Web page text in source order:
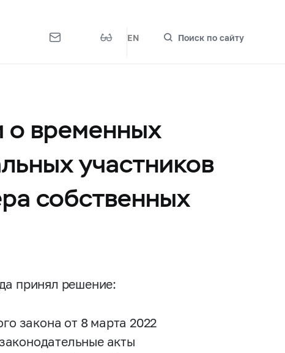
EN Поиск по сайту
о временных
участников
собственных
принял решение:
закона от 8 марта 2022
акты